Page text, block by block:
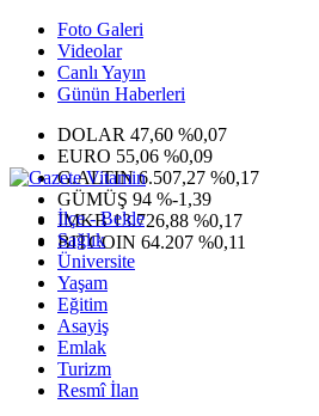
Foto Galeri
Videolar
Canlı Yayın
Günün Haberleri
DOLAR 47,60 %0,07
EURO 55,06 %0,09
G.ALTIN6.507,27 %0,17
GÜMÜŞ 94 %-1,39
IMKB13.726,88 %0,17
BITCOIN 64.207 %0,11
İlçe - Belde
Sağlık
Üniversite
Yaşam
Eğitim
Asayiş
Emlak
Turizm
Resmî İlan